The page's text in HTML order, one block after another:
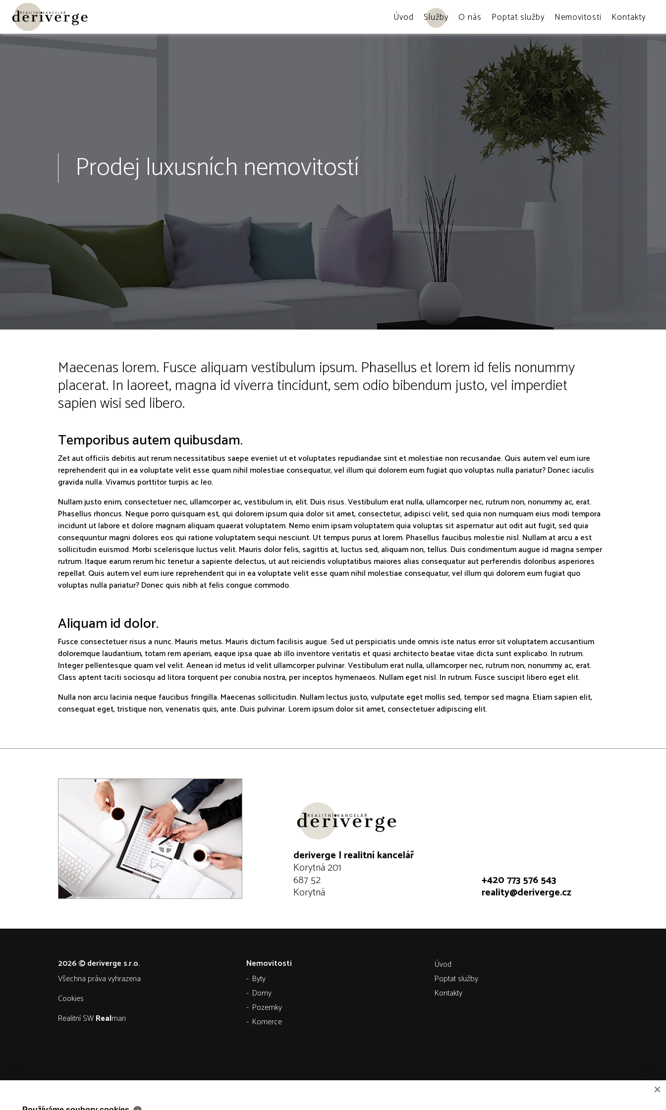
Úvod Služby O nás Poptat služby Nemovitosti Kontakty
Prodej luxusních nemovitostí
Maecenas lorem. Fusce aliquam vestibulum ipsum. Phasellus et lorem id felis nonummy
placerat. In laoreet, magna id viverra tincidunt, sem odio bibendum justo, vel imperdiet
sapien wisi sed libero.
Temporibus autem quibusdam.
Zet aut officiis debitis aut rerum necessitatibus saepe eveniet ut et voluptates repudiandae sint et molestiae non recusandae. Quis autem vel eum iure
reprehenderit qui in ea voluptate velit esse quam nihil molestiae consequatur, vel illum qui dolorem eum fugiat quo voluptas nulla pariatur? Donec iaculis
gravida nulla. Vivamus porttitor turpis ac leo.
Nullam justo enim, consectetuer nec, ullamcorper ac, vestibulum in, elit. Duis risus. Vestibulum erat nulla, ullamcorper nec, rutrum non, nonummy ac, erat.
Phasellus rhoncus. Neque porro quisquam est, qui dolorem ipsum quia dolor sit amet, consectetur, adipisci velit, sed quia non numquam eius modi tempora
incidunt ut labore et dolore magnam aliquam quaerat voluptatem. Nemo enim ipsam voluptatem quia voluptas sit aspernatur aut odit aut fugit, sed quia
consequuntur magni dolores eos qui ratione voluptatem sequi nesciunt. Ut tempus purus at lorem. Phasellus faucibus molestie nisl. Nullam at arcu a est
sollicitudin euismod. Morbi scelerisque luctus velit. Mauris dolor felis, sagittis at, luctus sed, aliquam non, tellus. Duis condimentum augue id magna semper
rutrum. Itaque earum rerum hic tenetur a sapiente delectus, ut aut reiciendis voluptatibus maiores alias consequatur aut perferendis doloribus asperiores
repellat. Quis autem vel eum iure reprehenderit qui in ea voluptate velit esse quam nihil molestiae consequatur, vel illum qui dolorem eum fugiat quo
voluptas nulla pariatur? Donec quis nibh at felis congue commodo.
Aliquam id dolor.
Fusce consectetuer risus a nunc. Mauris metus. Mauris dictum facilisis augue. Sed ut perspiciatis unde omnis iste natus error sit voluptatem accusantium
doloremque laudantium, totam rem aperiam, eaque ipsa quae ab illo inventore veritatis et quasi architecto beatae vitae dicta sunt explicabo. In rutrum.
Integer pellentesque quam vel velit. Aenean id metus id velit ullamcorper pulvinar. Vestibulum erat nulla, ullamcorper nec, rutrum non, nonummy ac, erat.
Class aptent taciti sociosqu ad litora torquent per conubia nostra, per inceptos hymenaeos. Nullam eget nisl. In rutrum. Fusce suscipit libero eget elit.
Nulla non arcu lacinia neque faucibus fringilla. Maecenas sollicitudin. Nullam lectus justo, vulputate eget mollis sed, tempor sed magna. Etiam sapien elit,
consequat eget, tristique non, venenatis quis, ante. Duis pulvinar. Lorem ipsum dolor sit amet, consectetuer adipiscing elit.
deriverge | realitní kancelář
Korytná 201
687 52
Korytná
+420 773 576 543
reality@deriverge.cz
2026 © deriverge s.r.o.
všechna práva vyhrazena
Cookies
Realitní SWRealman
Nemovitosti
Byty
Domy
Pozemky
Komerce
Úvod
Poptat služby
Kontakty
×